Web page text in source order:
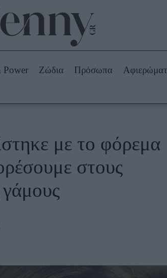
Beauty -
Ομορφιά
Skincare
Μακιγιάζ
Ζώδια
Power Ζώδια Πρόσωπα
με το φόρεμα
στους